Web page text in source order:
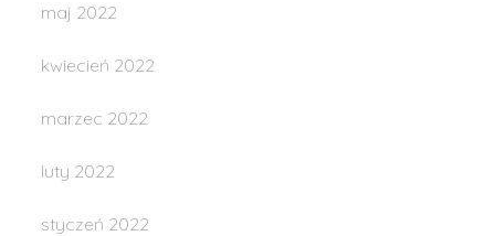
maj 2022
kwiecień 2022
marzec 2022
luty 2022
styczeń 2022